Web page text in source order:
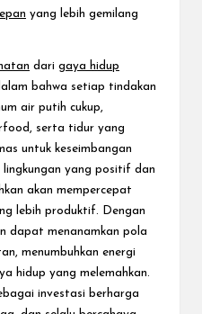
yang lebih gemilang
dari gaya hidup
bahwa setiap tindakan
air putih cukup,
serta tidur yang
untuk keseimbangan
lingkungan yang positif dan
akan mempercepat
lebih produktif. Dengan
dapat menanamkan pola
menumbuhkan energi
hidup yang melemahkan.
investasi berharga